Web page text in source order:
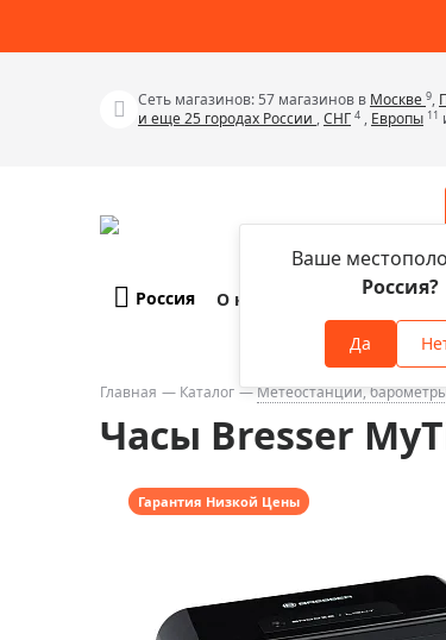
Сеть магазинов: 57 магазинов в Москве 9,
и еще 25 городах России ,СНГ 4 , Европы 11
Телескопы
Бинокли
Зрительные трубы
Лупы
Тепловизоры
Россия
Ваше
Россия?
Да
О компании Оплата и
Главная Каталог Метеостанции,
Часы Bresser
Гарантия Низкой Цены